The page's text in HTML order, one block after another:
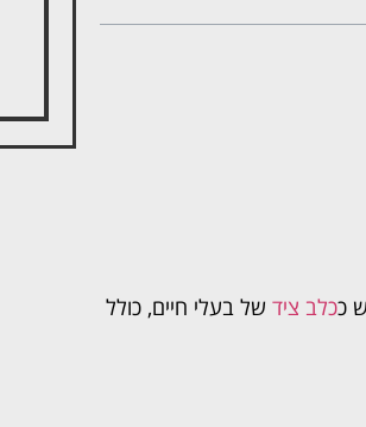
כלב ציד של בעלי חיים, כולל